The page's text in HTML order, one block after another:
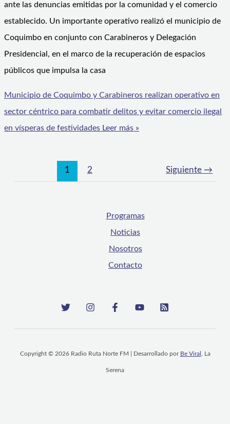
ante las denuncias emitidas por la comunidad y el comercio
establecido. Un importante operativo realizó el municipio de
Coquimbo en conjunto con Carabineros y Delegación
Presidencial, en el marco de la recuperación de espacios
públicos que impulsa la casa
Municipio de Coquimbo y Carabineros realizan operativo en
sector céntrico para combatir delitos y evitar comercio ilegal
en vísperas de festividades Leer más »
1 2 Siguiente →
Programas
Noticias
Nosotros
Contacto
Copyright © 2026 Radio Ruta Norte FM | Desarrollado por Be Viral , La
Serena